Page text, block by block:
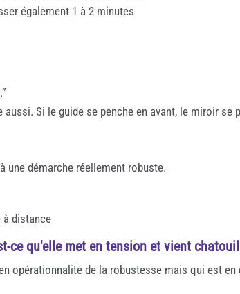
également 1 à 2 minutes
Si le guide se penche en avant, le miroir se
une démarche réellement robuste.
à distance
ce qu'elle met en tension et vient
opérationnalité de la robustesse mais qui est